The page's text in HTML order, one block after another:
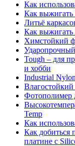
Как
Как выжигать
Литьё
Как выжигать
Химстойкий
Tough – для
и хобби
Industrial
Фотополимер
Temp
Как
Как добиться
платине с